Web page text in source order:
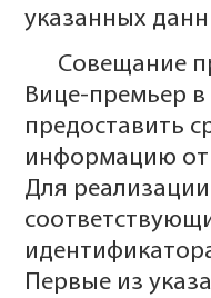
указанных
Совещание
Вице-премьер
предоставить
информацию
Для
Первые из